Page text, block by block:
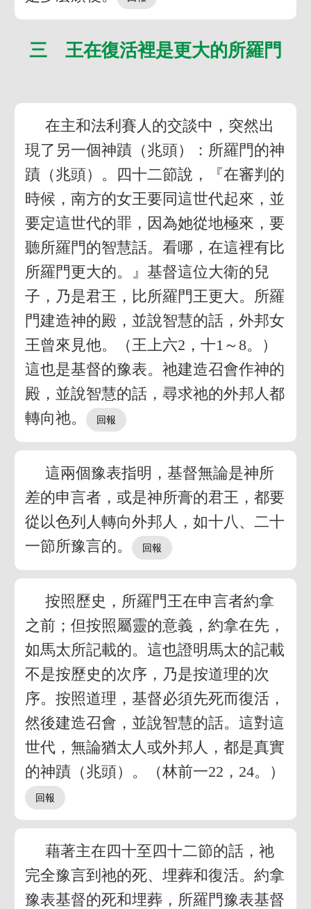
三 王在復活裡是更大的所羅門
在主和法利賽人的交談中，突然出
現了另一個神蹟（兆頭）：所羅門的神
蹟（兆頭）。四十二節說，『在審判的
時候，南方的女王要同這世代起來，並
要定這世代的罪，因為她從地極來，要
聽所羅門的智慧話。看哪，在這裡有比
所羅門更大的。』基督這位大衛的兒
子，乃是君王，比所羅門王更大。所羅
門建造神的殿，並說智慧的話，外邦女
王曾來見他。（王上六2，十1～8。）
這也是基督的豫表。祂建造召會作神的
殿，並說智慧的話，尋求祂的外邦人都
轉向祂。
這兩個豫表指明，基督無論是神所
差的申言者，或是神所膏的君王，都要
從以色列人轉向外邦人，如十八、二十
一節所豫言的。
按照歷史，所羅門王在申言者約拿
之前；但按照屬靈的意義，約拿在先，
如馬太所記載的。這也證明馬太的記載
不是按歷史的次序，乃是按道理的次
序。按照道理，基督必須先死而復活，
然後建造召會，並說智慧的話。這對這
世代，無論猶太人或外邦人，都是真實
的神蹟（兆頭）。（林前一22，24。）
藉著主在四十至四十二節的話，祂
完全豫言到祂的死、埋葬和復活。約拿
豫表基督的死和埋葬，所羅門豫表基督